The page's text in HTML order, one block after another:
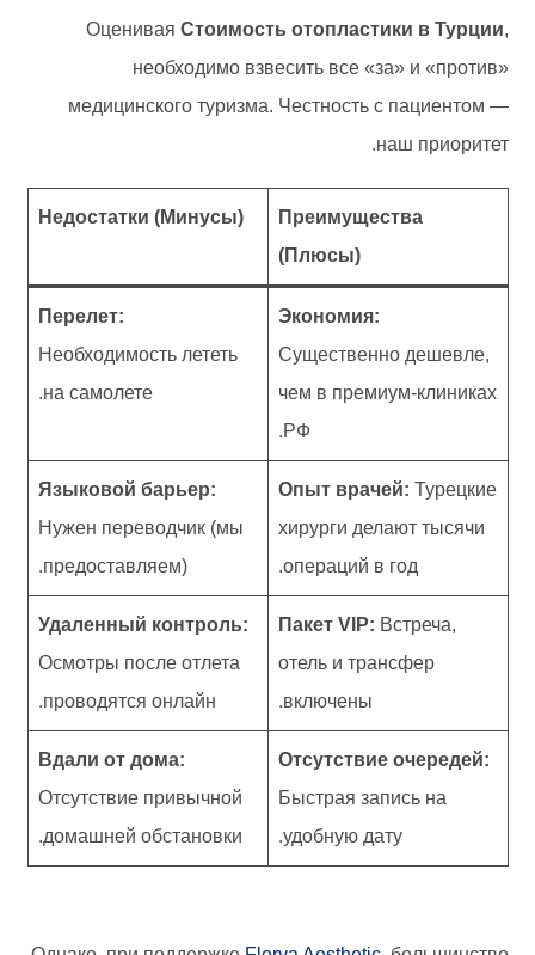
Оценивая Стоимость отопластики в Турции,
необходимо взвесить все «за» и «против»
медицинского туризма. Честность с пациентом —
наш приоритет.
Преимущества
(Плюсы)
Недостатки (Минусы)
Экономия:
Существенно дешевле,
чем в премиум-клиниках
РФ.
Перелет:
Необходимость лететь
на самолете.
Опыт врачей: Турецкие
хирурги делают тысячи
операций в год.
Языковой барьер:
Нужен переводчик (мы
предоставляем).
Пакет VIP: Встреча,
отель и трансфер
включены.
Удаленный контроль:
Осмотры после отлета
проводятся онлайн.
Отсутствие очередей:
Быстрая запись на
удобную дату.
Вдали от дома:
Отсутствие привычной
домашней обстановки.